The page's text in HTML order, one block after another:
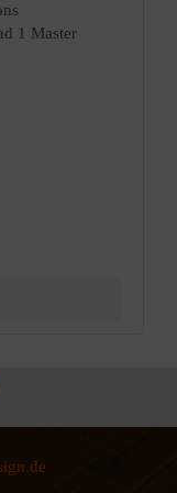
1 Master